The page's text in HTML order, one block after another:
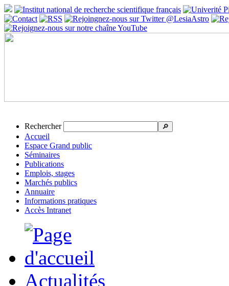
Rechercher 🔎
Accueil
Espace Grand public
Séminaires
Publications
Emplois, stages
Marchés publics
Annuaire
Informations pratiques
Accès Intranet
Actualités